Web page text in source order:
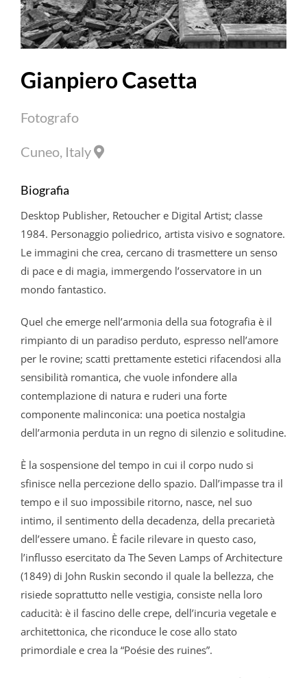
Gianpiero Casetta
Fotografo
Cuneo, Italy
Biografia
Desktop Publisher, Retoucher e Digital Artist; classe
1984. Personaggio poliedrico, artista visivo e sognatore.
Le immagini che crea, cercano di trasmettere un senso
di pace e di magia, immergendo l’osservatore in un
mondo fantastico.
Quel che emerge nell’armonia della sua fotografia è il
rimpianto di un paradiso perduto, espresso nell’amore
per le rovine; scatti prettamente estetici rifacendosi alla
sensibilità romantica, che vuole infondere alla
contemplazione di natura e ruderi una forte
componente malinconica: una poetica nostalgia
dell’armonia perduta in un regno di silenzio e solitudine.
È la sospensione del tempo in cui il corpo nudo si
sfinisce nella percezione dello spazio. Dall’impasse tra il
tempo e il suo impossibile ritorno, nasce, nel suo
intimo, il sentimento della decadenza, della precarietà
dell’essere umano. È facile rilevare in questo caso,
l’influsso esercitato da The Seven Lamps of Architecture
(1849) di John Ruskin secondo il quale la bellezza, che
risiede soprattutto nelle vestigia, consiste nella loro
caducità: è il fascino delle crepe, dell’incuria vegetale e
architettonica, che riconduce le cose allo stato
primordiale e crea la “Poésie des ruines”.